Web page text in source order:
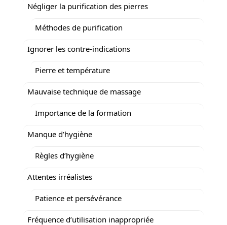
Négliger la purification des pierres
Méthodes de purification
Ignorer les contre-indications
Pierre et température
Mauvaise technique de massage
Importance de la formation
Manque d’hygiène
Règles d’hygiène
Attentes irréalistes
Patience et persévérance
Fréquence d’utilisation inappropriée